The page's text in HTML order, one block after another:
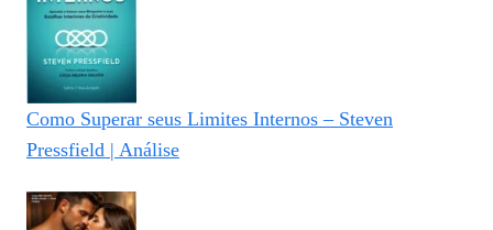
Como Superar seus Limites Internos – Steven
Pressfield | Análise